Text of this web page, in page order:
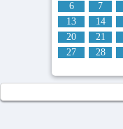
6
7
13
14
20
21
27
28